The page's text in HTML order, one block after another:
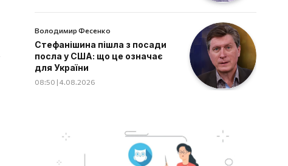
Володимир Фесенко
Стефанішина пішла з посади
посла у США: що це означає
для України
08:50 | 4.08.2026